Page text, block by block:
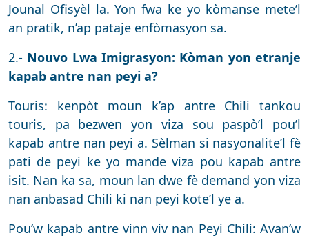
Jounal Ofisyèl la. Yon fwa ke yo kòmanse mete’l
an pratik, n’ap pataje enfòmasyon sa.
2.- Nouvo Lwa Imigrasyon: Kòman yon etranje
kapab antre nan peyi a?
Touris: kenpòt moun k’ap antre Chili tankou
touris, pa bezwen yon viza sou paspò’l pou’l
kapab antre nan peyi a. Sèlman si nasyonalite’l fè
pati de peyi ke yo mande viza pou kapab antre
isit. Nan ka sa, moun lan dwe fè demand yon viza
nan anbasad Chili ki nan peyi kote’l ye a.
Pou’w kapab antre vinn viv nan Peyi Chili: Avan’w